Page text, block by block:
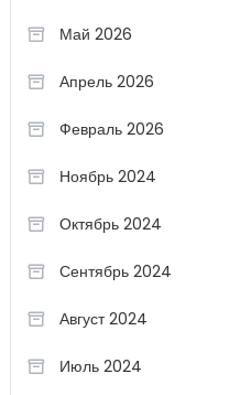
Май 2026
Апрель 2026
Февраль 2026
Ноябрь 2024
Октябрь 2024
Сентябрь 2024
Август 2024
Июль 2024